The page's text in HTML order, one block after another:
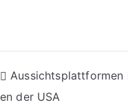
en der USA